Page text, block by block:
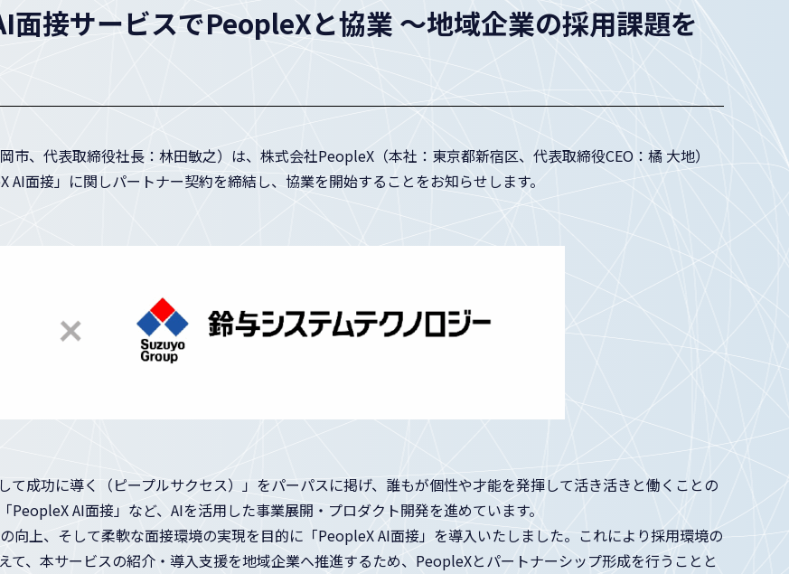
面接サービスでPeopleXと協業 ～地域企業の採用課題を
、代表取締役社長：林田敏之）は、株式会社PeopleX（本社：東京都新宿区、代表取締役CEO：橘 大地）
面接」に関しパートナー契約を締結し、協業を開始することをお知らせします。
成功に導く（ピープルサクセス）」をパーパスに掲げ、誰もが個性や才能を発揮して活き活きと働くことの
AI面接」など、AIを活用した事業展開・プロダクト開発を進めています。
向上、そして柔軟な面接環境の実現を目的に「PeopleX AI面接」を導入いたしました。これにより採用環境の
て、本サービスの紹介・導入支援を地域企業へ推進するため、PeopleXとパートナーシップ形成を行うことと